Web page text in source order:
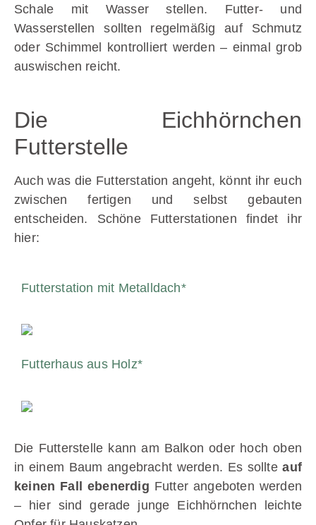
Schale mit Wasser stellen. Futter- und
Wasserstellen sollten regelmäßig auf Schmutz
oder Schimmel kontrolliert werden – einmal grob
auswischen reicht.
Die Eichhörnchen
Futterstelle
Auch was die Futterstation angeht, könnt ihr euch
zwischen fertigen und selbst gebauten
entscheiden. Schöne Futterstationen findet ihr
hier:
Futterstation mit Metalldach​*
Futterhaus aus Holz*
Die Futterstelle kann am Balkon oder hoch oben
in einem Baum angebracht werden. Es sollteauf
keinen Fall ebenerdig Futter angeboten werden
– hier sind gerade junge Eichhörnchen leichte